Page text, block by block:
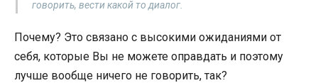
говорить, вести какой то диалог.
Почему? Это связано с высокими ожиданиями от
себя, которые Вы не можете оправдать и поэтому
лучше вообще ничего не говорить, так?